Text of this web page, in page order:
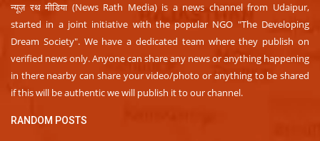
न्यूज़ रथ मीडिया (News Rath Media) is a news channel from Udaipur,
started in a joint initiative with the popular NGO "The Developing
Dream Society". We have a dedicated team where they publish on
verified news only. Anyone can share any news or anything happening
in there nearby can share your video/photo or anything to be shared
if this will be authentic we will publish it to our channel.
RANDOM POSTS